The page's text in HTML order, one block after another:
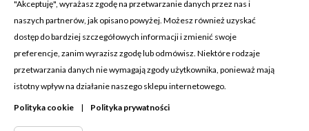
Budzisz 73A
39-200 Dębica
Dominik:
Klaudia: +48 730634730
"Akceptuję", wyrażasz zgodę na przetwarzanie danych przez nas i
naszych partnerów, jak opisano powyżej. Możesz również uzyskać
dostęp do bardziej szczegółowych informacji i zmienić swoje
preferencje, zanim wyrazisz zgodę lub odmówisz. Niektóre rodzaje
przetwarzania danych nie wymagają zgody użytkownika, ponieważ mają
istotny wpływ na działanie naszego sklepu internetowego.
Polityka cookie | Polityka prywatności